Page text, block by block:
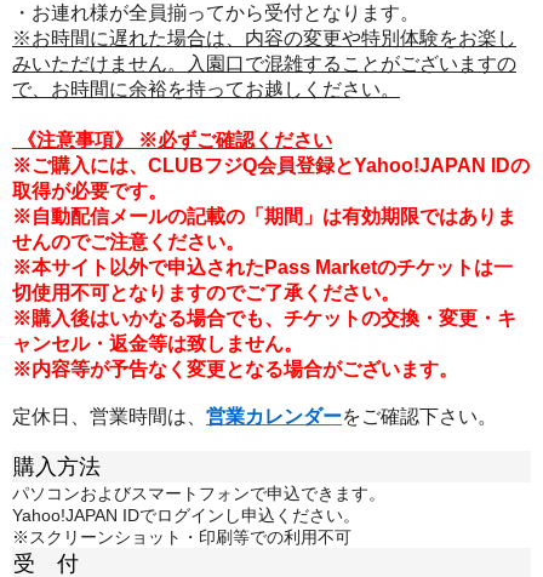
・お連れ様が全員揃ってから受付となります。
※お時間に遅れた場合は、内容の変更や特別体験をお楽し
みいただけません。入園口で混雑することがございますの
で、お時間に余裕を持ってお越しください。
《注意事項》
※必ずご確認ください
※ご購入には、CLUBフジQ会員登録とYahoo!JAPAN IDの
取得が必要です。
※自動配信メールの記載の「期間」は有効期限ではありま
せんのでご注意ください。
※本サイト以外で申込されたPass Marketのチケットは一
切使用不可となりますのでご了承ください。
※購入後はいかなる場合でも、チケットの交換・変更・キ
ャンセル・返金等は致しません。
※内容等が予告なく変更となる場合がございます。
定休日、営業時間は、 営業カレンダーをご確認下さい。
購入方法
パソコンおよびスマートフォンで申込できます。
Yahoo!JAPAN IDでログインし申込ください。
※スクリーンショット・印刷等での利用不可
受 付